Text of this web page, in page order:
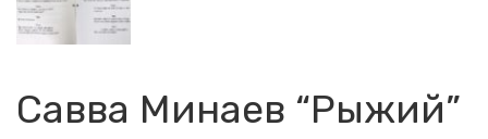
Савва Минаев “Рыжий”